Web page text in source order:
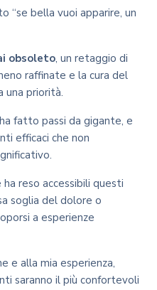
bella vuoi apparire, un
obsoleto, un retaggio di
raffinate e la cura del
una priorità.
fatto passi da gigante, e
efficaci che non
ha reso accessibili questi
soglia del dolore o
a esperienze
e alla mia esperienza,
saranno il più confortevoli